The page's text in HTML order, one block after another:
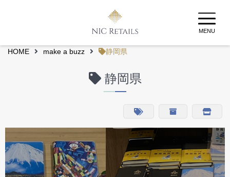
MENU
HOME make a buzz 静岡県
静岡県